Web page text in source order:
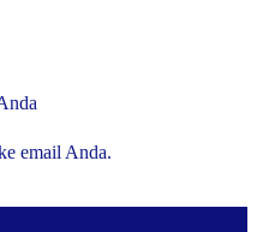
email Anda.